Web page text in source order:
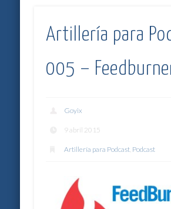
Artillería para
005 –
Goyix
9 abril 2015
Artillería para Podcast Podcast